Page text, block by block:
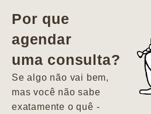
Por que
agendar
uma consulta?
Se algo não vai bem,
mas você não sabe
exatamente o quê -